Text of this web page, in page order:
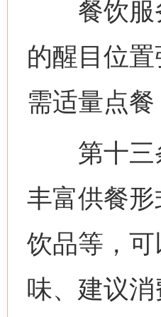
餐饮服务
的醒目位
需适量点
第十三条
丰富供餐
饮品等，
味、建议